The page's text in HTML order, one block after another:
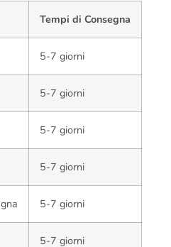
Tempi di Consegna
5-7 giorni
5-7 giorni
5-7 giorni
5-7 giorni
5-7 giorni
5-7 giorni